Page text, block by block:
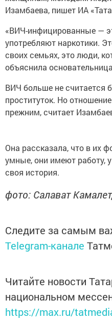
Изамбаева, пишет ИА
«ВИЧ-инфицированные —
употребляют наркотики.
своих семьях, это люди,
объяснила
ВИЧ больше не считается
проституток. Но
прежним, считает
Она рассказала, что в их
умные, они имеют работу,
своя история.
фото: Салават
Следите за самым
Telegram-канале
Читайте новости
национальном
https://max.ru/